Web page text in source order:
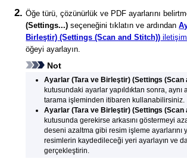
Öğe türü, çözünürlük ve PDF ayarlarını
(Settings...) seçeneğini tıklatın ve ardından
Birleştir) (Settings (Scan and Stitch))
öğeyi ayarlayın.
Not
Ayarlar (Tara ve Birleştir) (Settings (Scan
kutusundaki ayarlar yapıldıktan sonra, aynı
tarama işleminden itibaren kullanabilirsiniz.
Ayarlar (Tara ve Birleştir) (Settings (Scan
kutusunda gerekirse arkasını göstermeyi
deseni azaltma gibi resim işleme ayarlarını
resimlerin kaydedileceği yeri ayarlayın ve
gerçekleştirin.